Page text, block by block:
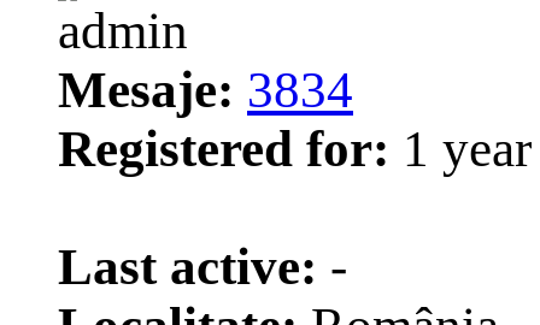
Mesaje: 3834
Registered for: 1
Last active: -